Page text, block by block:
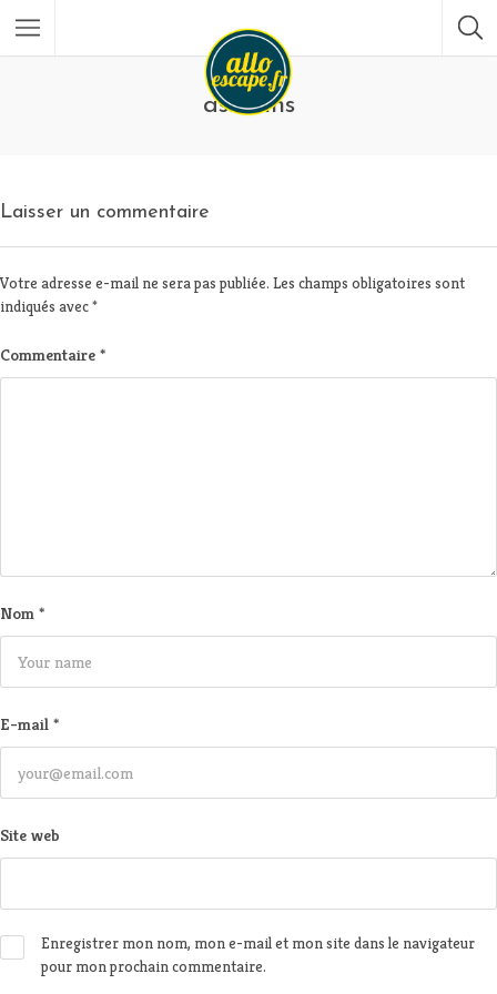
assasins
Laisser un commentaire
Votre adresse e-mail ne sera pas publiée. Les champs obligatoires sont
indiqués avec*
Commentaire *
Nom *
E-mail *
Site web
Enregistrer mon nom, mon e-mail et mon site dans le navigateur
pour mon prochain commentaire.